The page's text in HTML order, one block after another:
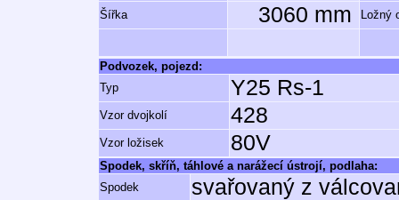
Šířka 3060 mm Ložný
Podvozek, pojezd:
Typ
Y25 Rs-1
Vzor dvojkolí 428
Vzor ložisek 80V
Spodek, skříň, táhlové a narážecí ústrojí, podlaha:
Spodek
svařovaný z